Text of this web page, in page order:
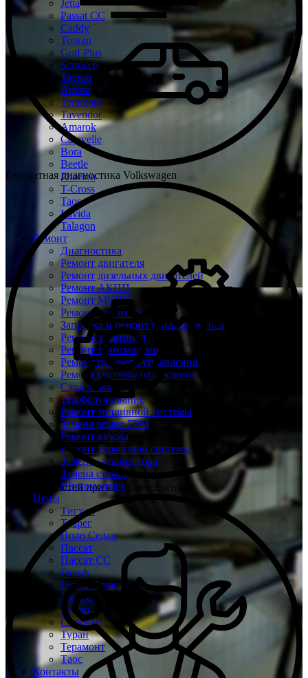
Jetta
Passat CC
Caddy
Touran
Golf Plus
Scirocco
Tayron
Arteon
Teramont
Tavendor
Amarok
Caravelle
Bora
Beetle
Phaeton
T-Cross
Taos
Lavida
Talagon
Ремонт
Диагностика
Ремонт двигателя
Ремонт дизельных двигателей
Ремонт АКПП
Ремонт МКПП
Ремонт подвески
Заправка и ремонт кондиционеров
Ремонт электрики
Ремонт трансмиссии
Ремонт рулевого управления
Ремонт системы охлаждения
Сход развал
Техобслуживание
Ремонт топливной системы
Замена ремня ГРМ
Ремонт кузова
Ремонт тормозной системы
Замена катализатора
Замена стекол
Шиномонтаж
Цены
Тигуан
Туарег
Поло Седан
Пассат
Пассат СС
Гольф
Гольф Плюс
Джетта
Кадди
Сирокко
Туран
Терамонт
Таос
Контакты
Бесплатная диагностика Volkswagen
Склад запчастей при каждом техцентре